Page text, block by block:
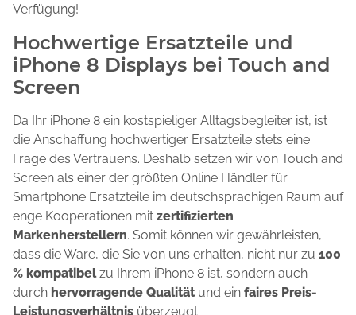
Verfügung!
Hochwertige Ersatzteile und
iPhone 8 Displays bei Touch and
Screen
Da Ihr iPhone 8 ein kostspieliger Alltagsbegleiter ist, ist
die Anschaffung hochwertiger Ersatzteile stets eine
Frage des Vertrauens. Deshalb setzen wir von Touch and
Screen als einer der größten Online Händler für
Smartphone Ersatzteile im deutschsprachigen Raum auf
enge Kooperationen mit zertifizierten
Markenherstellern. Somit können wir gewährleisten,
dass die Ware, die Sie von uns erhalten, nicht nur zu 100
% kompatibelzu Ihrem iPhone 8 ist, sondern auch
durch hervorragende Qualität und ein faires Preis-
Leistungsverhältnis überzeugt.